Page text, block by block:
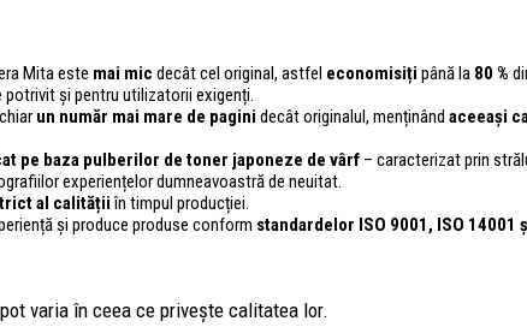
Mita este mai mic decât cel original, astfel economisiți până la 80 %
și pentru utilizatorii exigenți.
un număr mai mare de pagini decât originalul, menținând aceeași
pe baza pulberilor de toner japoneze de vârf – caracterizat prin
experiențelor dumneavoastră de neuitat.
al calitățiiîn timpul producției.
și produce produse conform standardelor ISO 9001, ISO 14001
varia în ceea ce privește calitatea lor.